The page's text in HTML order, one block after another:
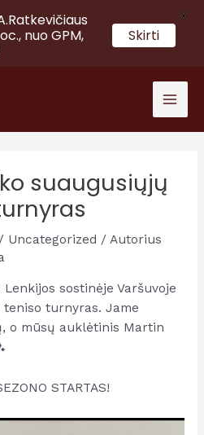
suaugusiųjų
/ Uncategorized / Autorius
sostinėje Varšuvoje
turnyras. Jame
o mūsų auklėtinis Martin
STARTAS!
nuo GPM,
Skirti
X